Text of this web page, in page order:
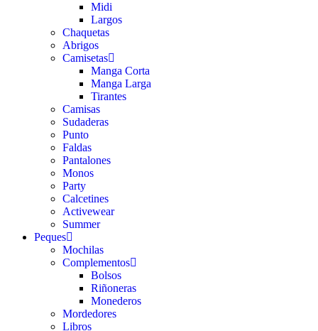
Midi
Largos
Chaquetas
Abrigos
Camisetas
Manga Corta
Manga Larga
Tirantes
Camisas
Sudaderas
Punto
Faldas
Pantalones
Monos
Party
Calcetines
Activewear
Summer
Peques
Mochilas
Complementos
Bolsos
Riñoneras
Monederos
Mordedores
Libros